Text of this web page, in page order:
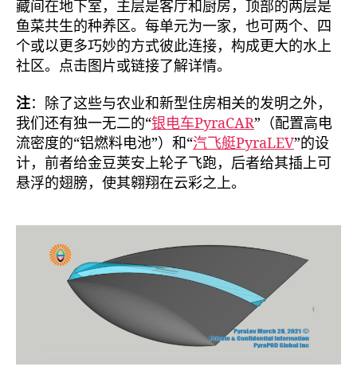
藏间在地下室，主层是客厅和厨房，顶部的两层是
鱼菜共生的种养区。每单元为一家，也可两个、四
个或以更多巧妙的方式彼此连接，构成更大的水上
社区。点击图片或链接了解详情。
注：除了这些与农业和新型住房相关的发明之外，
我们还有独一无二的“银电车PyraCAR”（配置高电
流密度的“铝燃料电池”）和“汽飞艇PyraLEV”的设
计，前者给金豆荚安上轮子飞跑，后者给其插上可
悬浮的翅膀，使其翱翔在云彩之上。